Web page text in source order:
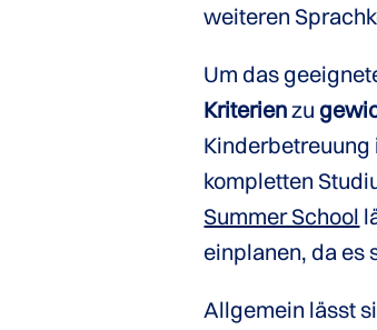
weiteren
Um das
Kriterienzu
Kinderbetreuung
kompletten
Summer School
einplanen, da es
Allgemein lässt